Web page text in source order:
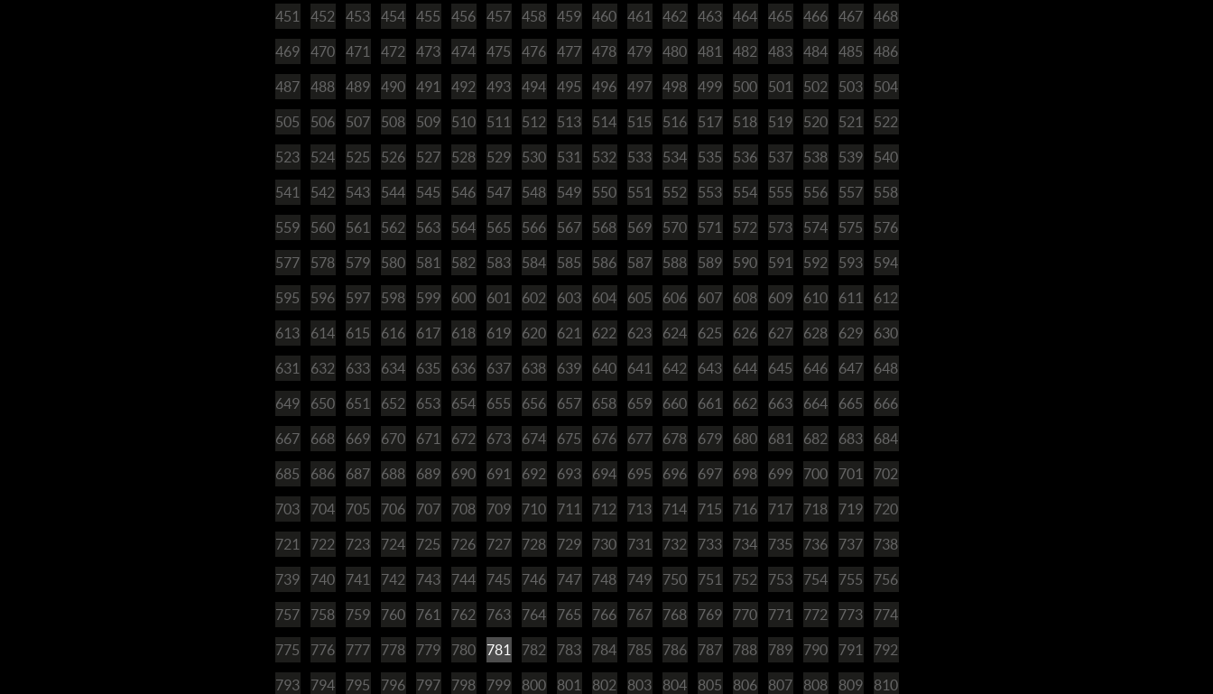
451 452 453 454 455 456 457 458 459 460 461 462 463 464 465 466 467 468
469 470 471 472 473 474 475 476 477 478 479 480 481 482 483 484 485 486
487 488 489 490 491 492 493 494 495 496 497 498 499 500 501 502 503 504
505 506 507 508 509 510 511 512 513 514 515 516 517 518 519 520 521 522
523 524 525 526 527 528 529 530 531 532 533 534 535 536 537 538 539 540
541 542 543 544 545 546 547 548 549 550 551 552 553 554 555 556 557 558
559 560 561 562 563 564 565 566 567 568 569 570 571 572 573 574 575 576
577 578 579 580 581 582 583 584 585 586 587 588 589 590 591 592 593 594
595 596 597 598 599 600 601 602 603 604 605 606 607 608 609 610 611 612
613 614 615 616 617 618 619 620 621 622 623 624 625 626 627 628 629 630
631 632 633 634 635 636 637 638 639 640 641 642 643 644 645 646 647 648
649 650 651 652 653 654 655 656 657 658 659 660 661 662 663 664 665 666
667 668 669 670 671 672 673 674 675 676 677 678 679 680 681 682 683 684
685 686 687 688 689 690 691 692 693 694 695 696 697 698 699 700 701 702
703 704 705 706 707 708 709 710 711 712 713 714 715 716 717 718 719 720
721 722 723 724 725 726 727 728 729 730 731 732 733 734 735 736 737 738
739 740 741 742 743 744 745 746 747 748 749 750 751 752 753 754 755 756
757 758 759 760 761 762 763 764 765 766 767 768 769 770 771 772 773 774
775 776 777 778 779 780 781 782 783 784 785 786 787 788 789 790 791 792
793 794 795 796 797 798 799 800 801 802 803 804 805 806 807 808 809 810